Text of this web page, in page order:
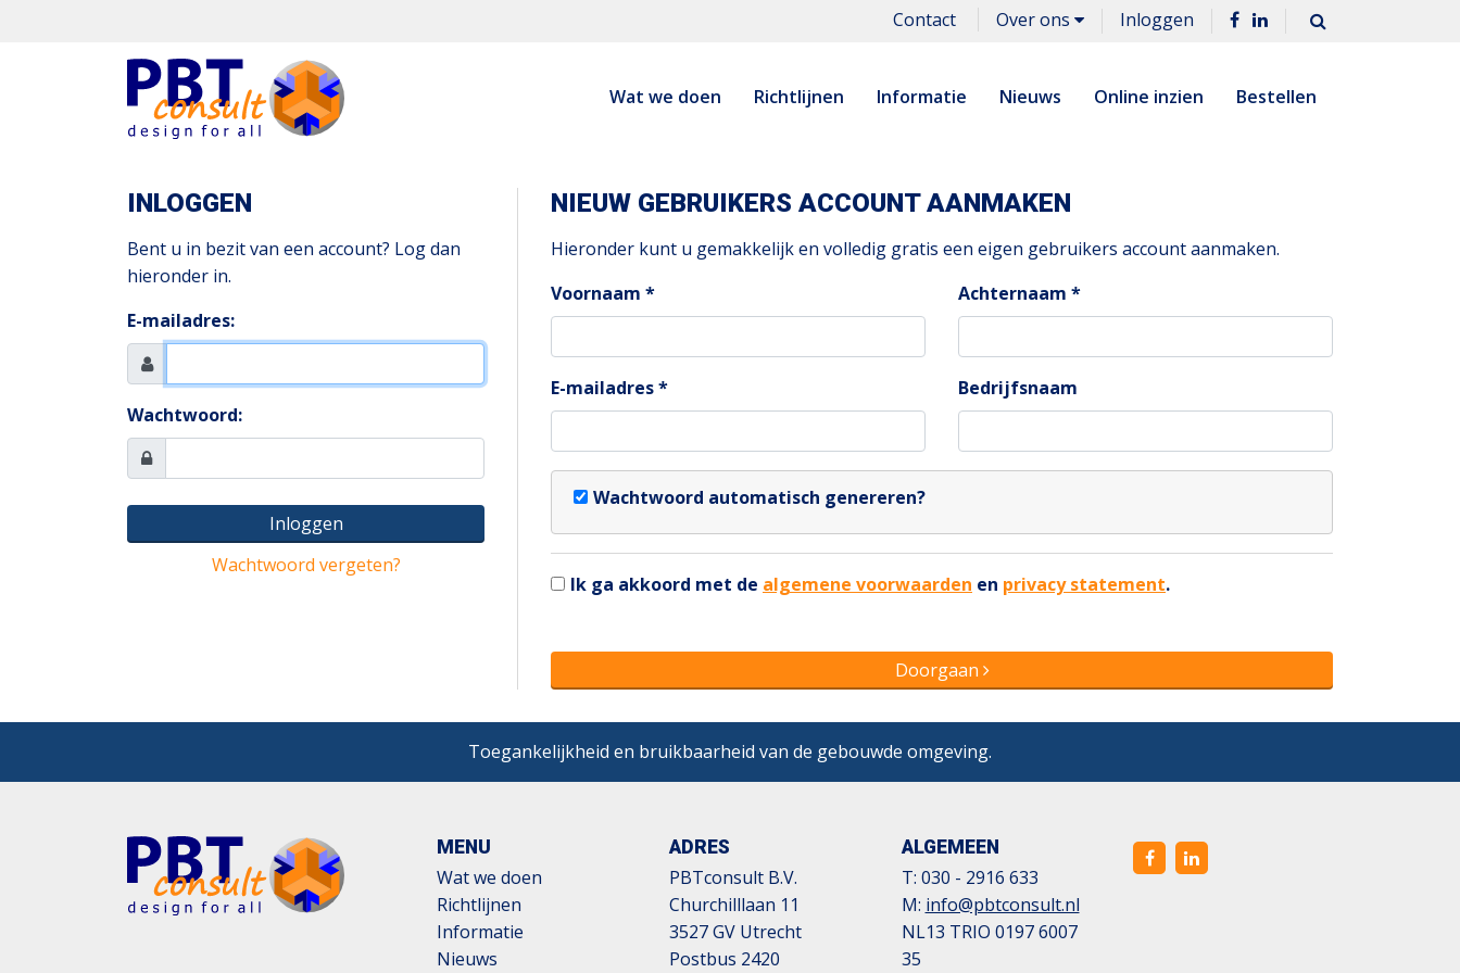
Contact Over ons Inloggen
Wat we doen Richtlijnen Informatie Nieuws Online inzien Bestellen
INLOGGEN
Bent u in bezit van een account? Log dan
hieronder in.
E-mailadres:
Wachtwoord:
Inloggen
Wachtwoord vergeten?
NIEUW GEBRUIKERS ACCOUNT AANMAKEN
Hieronder kunt u gemakkelijk en volledig gratis een eigen gebruikers account aanmaken.
Voornaam
Achternaam
E-mailadres Bedrijfsnaam
Wachtwoord automatisch genereren?
Ik ga akkoord met de algemene voorwaarden en privacy statement.
Doorgaan
Toegankelijkheid en bruikbaarheid van de gebouwde omgeving.
MENU
Wat we doen
Richtlijnen
Informatie
Nieuws
ADRES
PBTconsult B.V.
Churchilllaan 11
3527 GV Utrecht
Postbus 2420
ALGEMEEN
T: 030 - 2916 633
M: info@pbtconsult.nl
NL13 TRIO 0197 6007
35